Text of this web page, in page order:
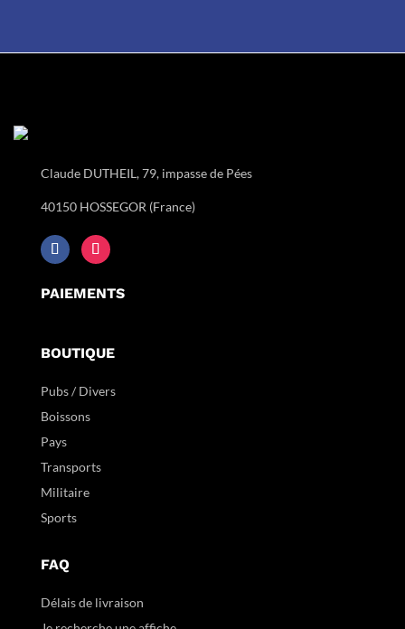
Claude DUTHEIL, 79, impasse de Pées
40150 HOSSEGOR (France)
PAIEMENTS
BOUTIQUE
Pubs / Divers
Boissons
Pays
Transports
Militaire
Sports
FAQ
Délais de livraison